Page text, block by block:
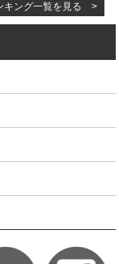
キング一覧を見る >